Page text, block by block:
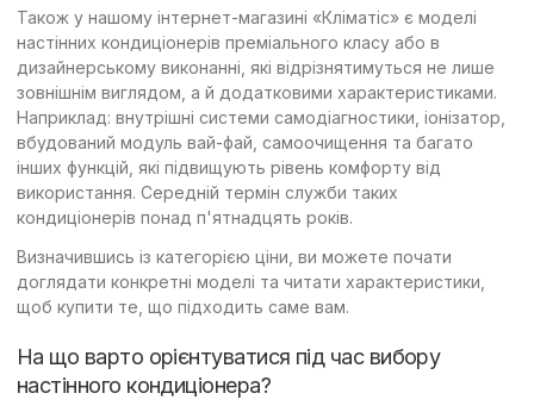
Також у нашому інтернет-магазині «Кліматіс» є моделі
настінних кондиціонерів преміального класу або в
дизайнерському виконанні, які відрізнятимуться не лише
зовнішнім виглядом, а й додатковими характеристиками.
Наприклад: внутрішні системи самодіагностики, іонізатор,
вбудований модуль вай-фай, самоочищення та багато
інших функцій, які підвищують рівень комфорту від
використання. Середній термін служби таких
кондиціонерів понад п'ятнадцять років.
Визначившись із категорією ціни, ви можете почати
доглядати конкретні моделі та читати характеристики,
щоб купити те, що підходить саме вам.
На що варто орієнтуватися під час вибору
настінного кондиціонера?